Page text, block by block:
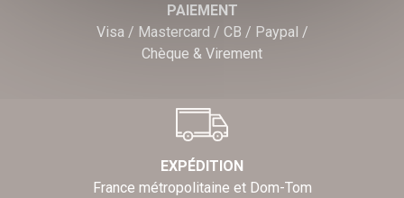
PAIEMENT
Visa / Mastercard / CB / Paypal /
Chèque & Virement
EXPÉDITION
France métropolitaine et Dom-Tom